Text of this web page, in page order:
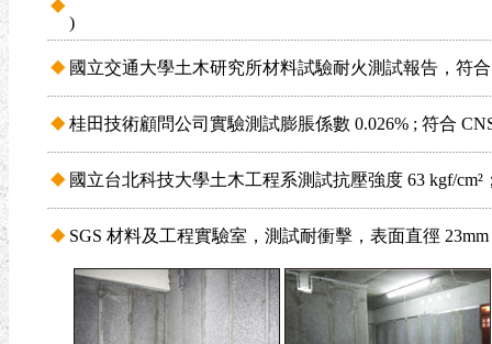
)
國立交通大學土木研究所材料試驗耐火測試報告，符
桂田技術顧問公司實驗測試膨脹係數 0.026% ; 符合
國立台北科技大學土木工程系測試抗壓強度 63 kgf/
SGS 材料及工程實驗室，測試耐衝擊，表面直徑